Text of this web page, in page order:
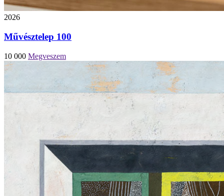
2026
Művésztelep 100
10 000 Megveszem